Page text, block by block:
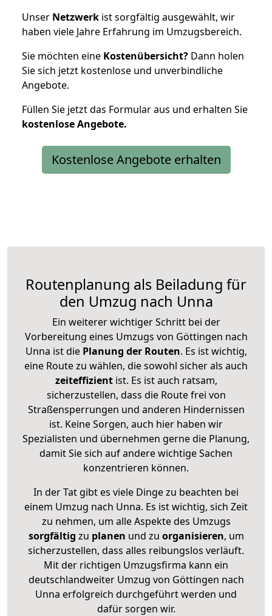
Unser Netzwerk ist sorgfältig ausgewählt, wir
haben viele Jahre Erfahrung im Umzugsbereich.
Sie möchten eine Kostenübersicht? Dann holen
Sie sich jetzt kostenlose und unverbindliche
Angebote.
Füllen Sie jetzt das Formular aus und erhalten Sie
kostenloseAngebote.
Kostenlose Angebote erhalten
Routenplanung als Beiladung für
den Umzug nach Unna
Ein weiterer wichtiger Schritt bei der
Vorbereitung eines Umzugs von Göttingen nach
Unna ist diePlanung der Routen. Es ist wichtig,
eine Route zu wählen, die sowohl sicher als auch
zeiteffizientist. Es ist auch ratsam,
sicherzustellen, dass die Route frei von
Straßensperrungen und anderen Hindernissen
ist. Keine Sorgen, auch hier haben wir
Spezialisten und übernehmen gerne die Planung,
damit Sie sich auf andere wichtige Sachen
konzentrieren können.
In der Tat gibt es viele Dinge zu beachten bei
einem Umzug nach Unna. Es ist wichtig, sich Zeit
zu nehmen, um alle Aspekte des Umzugs
sorgfältig zu planen und zu organisieren, um
sicherzustellen, dass alles reibungslos verläuft.
Mit der richtigen Umzugsfirma kann ein
deutschlandweiter Umzug von Göttingen nach
Unna erfolgreich durchgeführt werden und
dafür sorgen wir.